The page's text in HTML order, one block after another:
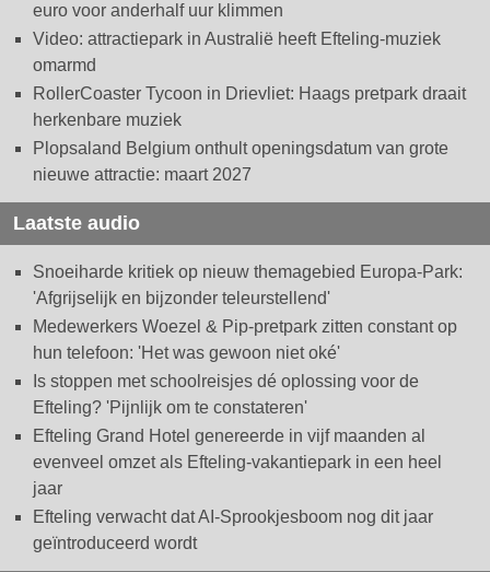
euro voor anderhalf uur klimmen
Video: attractiepark in Australië heeft Efteling-muziek
omarmd
RollerCoaster Tycoon in Drievliet: Haags pretpark draait
herkenbare muziek
Plopsaland Belgium onthult openingsdatum van grote
nieuwe attractie: maart 2027
Laatste audio
Snoeiharde kritiek op nieuw themagebied Europa-Park:
'Afgrijselijk en bijzonder teleurstellend'
Medewerkers Woezel & Pip-pretpark zitten constant op
hun telefoon: 'Het was gewoon niet oké'
Is stoppen met schoolreisjes dé oplossing voor de
Efteling? 'Pijnlijk om te constateren'
Efteling Grand Hotel genereerde in vijf maanden al
evenveel omzet als Efteling-vakantiepark in een heel
jaar
Efteling verwacht dat AI-Sprookjesboom nog dit jaar
geïntroduceerd wordt